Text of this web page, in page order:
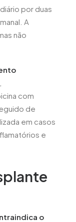
por duas
A
não
com
de
em casos
e
o